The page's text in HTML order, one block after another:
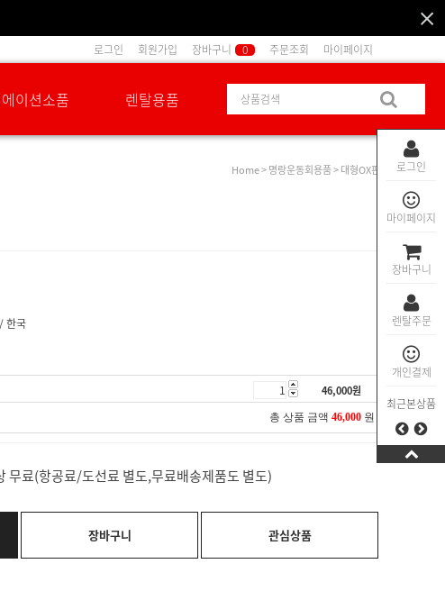
로그인
마이페이지
장바구니
렌탈주문
개인결제
최근본상품
로그인 회원가입 장바구니 0 주문조회 마이페이지
이션소품 렌탈용품
Home>명랑운동회용품> 대형OX판
한국
46,000원
총 상품 금액 46,000 원
무료(항공료/도선료 별도,무료배송제품도 별도)
장바구니 관심상품